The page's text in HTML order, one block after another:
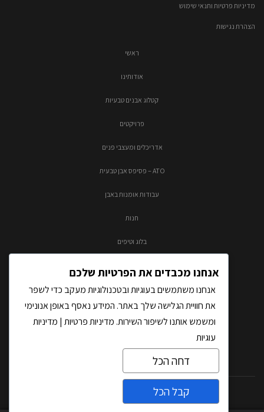
מדיניות פרטיות ותנאי שימוש
הצהרת נגישות
ראשי
אודותינו
קטלוג אבנים טבעיות
פרויקטים
אדריכלים ומעצבי פנים
ATO – פסיפס אבן טבעית
עבודות אומנות באבן
חנות
בלוג וטיפים
כל הזכויות שמורות לאבסולוטו בע"מ |
אנחנו מכבדים את הפרטיות שלכם
אנחנו משתמשים בעוגיות ובטכנולוגיות מעקב כדי לשפר
את חוויית הגלישה שלך באתר. המידע נאסף באופן אנונימי
ומשמש אותנו לשיפור השירות. מדיניות פרטיות | מדיניות
עוגיות
דחה הכל
קבל הכל